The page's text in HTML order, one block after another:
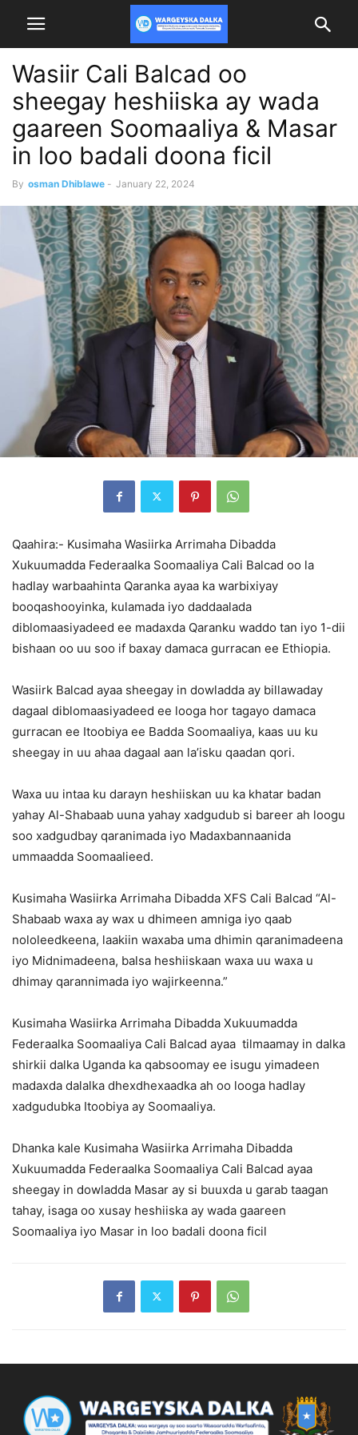
Wasiir Cali Balcad oo
sheegay heshiiska ay wada
gaareen Soomaaliya & Masar
in loo badali doona ficil
By osman Dhiblawe - January 22, 2024
Qaahira:- Kusimaha Wasiirka Arrimaha Dibadda
Xukuumadda Federaalka Soomaaliya Cali Balcad oo la
hadlay warbaahinta Qaranka ayaa ka warbixiyay
booqashooyinka, kulamada iyo daddaalada
diblomaasiyadeed ee madaxda Qaranku waddo tan iyo 1-dii
bishaan oo uu soo if baxay damaca gurracan ee Ethiopia.
Wasiirk Balcad ayaa sheegay in dowladda ay billawaday
dagaal diblomaasiyadeed ee looga hor tagayo damaca
gurracan ee Itoobiya ee Badda Soomaaliya, kaas uu ku
sheegay in uu ahaa dagaal aan la’isku qaadan qori.
Waxa uu intaa ku darayn heshiiskan uu ka khatar badan
yahay Al-Shabaab uuna yahay xadgudub si bareer ah loogu
soo xadgudbay qaranimada iyo Madaxbannaanida
ummaadda Soomaalieed.
Kusimaha Wasiirka Arrimaha Dibadda XFS Cali Balcad “Al-
Shabaab waxa ay wax u dhimeen amniga iyo qaab
nololeedkeena, laakiin waxaba uma dhimin qaranimadeena
iyo Midnimadeena, balsa heshiiskaan waxa uu waxa u
dhimay qarannimada iyo wajirkeenna.”
Kusimaha Wasiirka Arrimaha Dibadda Xukuumadda
Federaalka Soomaaliya Cali Balcad ayaa tilmaamay in dalka
shirkii dalka Uganda ka qabsoomay ee isugu yimadeen
madaxda dalalka dhexdhexaadka ah oo looga hadlay
xadgudubka Itoobiya ay Soomaaliya.
Dhanka kale Kusimaha Wasiirka Arrimaha Dibadda
Xukuumadda Federaalka Soomaaliya Cali Balcad ayaa
sheegay in dowladda Masar ay si buuxda u garab taagan
tahay, isaga oo xusay heshiiska ay wada gaareen
Soomaaliya iyo Masar in loo badali doona ficil